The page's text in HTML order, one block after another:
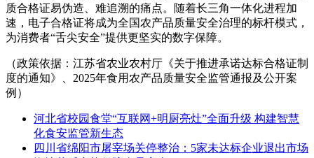
质合格证易伪造、难追溯的痛点。随着长三角一体化进程加
速，电子合格证将成为全国农产品质量安全治理的标杆模式，
为消费者“舌尖安全”提供更坚实的数字保障。
（政策依据：江苏省农业农村厅《关于推进承诺达标合格证制
度的通知》、2025年食用农产品质量安全监管通报及公开案
例）
河北省校园食堂“互联网+明厨亮灶”全面升级 构建智慧
化食安监管新生态
四川省绵阳市屠宰场关停整治：5家未达标企业退出市场